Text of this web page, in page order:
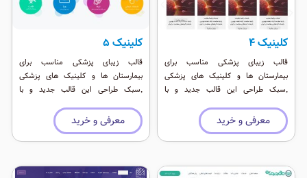
کلینیک ۴
قالب زیبای پزشکی مناسب برای
بیمارستان ها و کلینیک های پزشکی
٬‌سبک طراحی این قالب جدید و با
شده است.معرفی و خرید
کلینیک ۵
قالب زیبای پزشکی مناسب برای
بیمارستان ها و کلینیک های پزشکی
٬‌سبک طراحی این قالب جدید و با
شده است.معرفی و خرید